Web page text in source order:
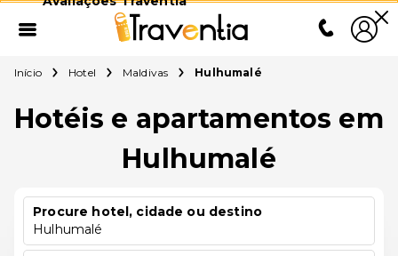
Início Hotel Maldivas Hulhumalé
Hotéis e apartamentos em
Hulhumalé
Procure hotel, cidade ou destino
Hulhumalé